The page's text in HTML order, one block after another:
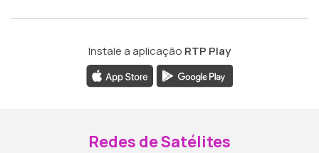
Instale a aplicação RTP Play
Redes de Satélites